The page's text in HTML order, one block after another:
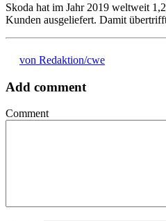
Skoda hat im Jahr 2019 weltweit
Kunden ausgeliefert. Damit
von Redaktion/cwe
Add comment
Comment